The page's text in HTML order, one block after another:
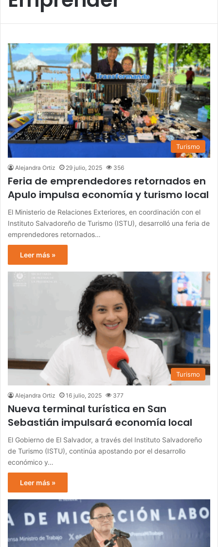
Turismo
Alejandra Ortiz 29 julio, 2025 356
Feria de emprendedores retornados en
Apulo impulsa economía y turismo local
El Ministerio de Relaciones Exteriores, en coordinación con el
Instituto Salvadoreño de Turismo (ISTU), desarrolló una feria de
emprendedores retornados…
Leer más »
Turismo
Alejandra Ortiz 16 julio, 2025 377
Nueva terminal turística en San
Sebastián impulsará economía local
El Gobierno de El Salvador, a través del Instituto Salvadoreño
de Turismo (ISTU), continúa apostando por el desarrollo
económico y…
Leer más »